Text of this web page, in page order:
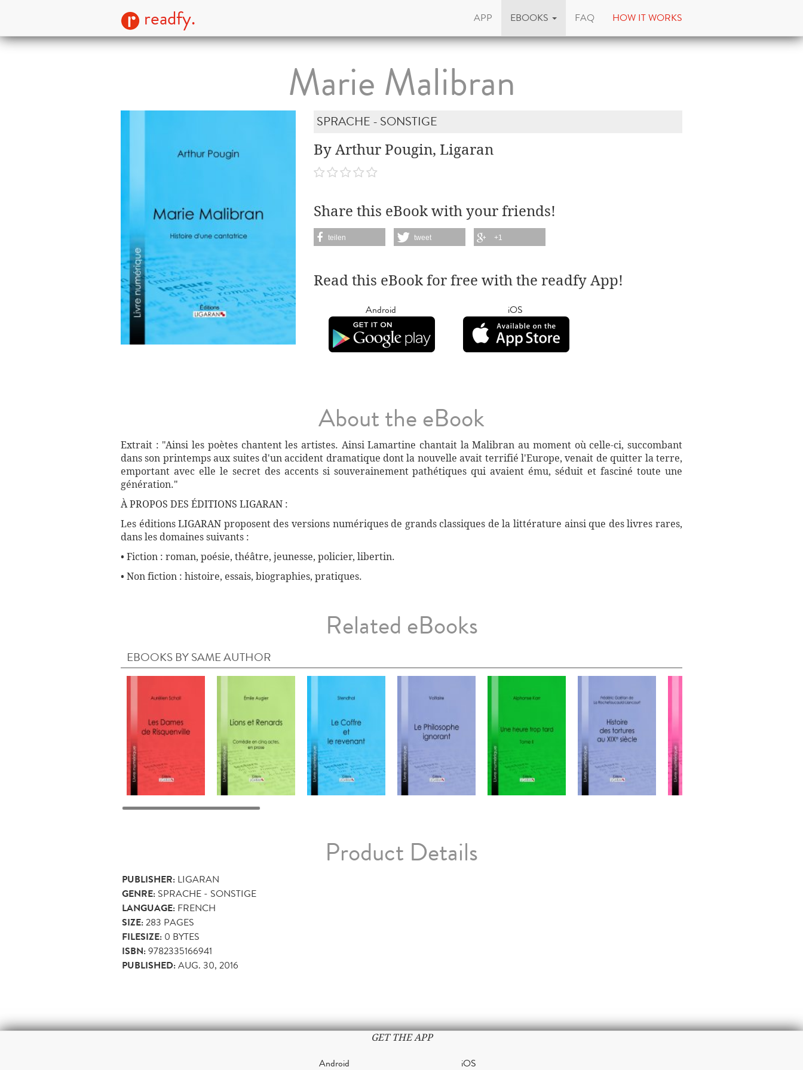
readfy. APP EBOOKS FAQ HOW IT WORKS
Marie Malibran
SPRACHE - SONSTIGE
By Arthur Pougin, Ligaran
Share this eBook with your friends!
teilen tweet +1
Read this eBook for free with the readfy App!
Android iOS
About the eBook
Extrait : "Ainsi les poètes chantent les artistes. Ainsi Lamartine chantait la Malibran au moment où celle-ci, succombant
dans son printemps aux suites d'un accident dramatique dont la nouvelle avait terrifié l'Europe, venait de quitter la terre,
emportant avec elle le secret des accents si souverainement pathétiques qui avaient ému, séduit et fasciné toute une
génération."
À PROPOS DES ÉDITIONS LIGARAN :
Les éditions LIGARAN proposent des versions numériques de grands classiques de la littérature ainsi que des livres rares,
dans les domaines suivants :
• Fiction : roman, poésie, théâtre, jeunesse, policier, libertin.
• Non fiction : histoire, essais, biographies, pratiques.
Related eBooks
EBOOKS BY SAME AUTHOR
Product Details
PUBLISHER: LIGARAN
GENRE: SPRACHE - SONSTIGE
LANGUAGE: FRENCH
SIZE:283 PAGES
FILESIZE: 0 BYTES
ISBN:9782335166941
PUBLISHED:AUG. 30, 2016
GET THE APP
Android iOS